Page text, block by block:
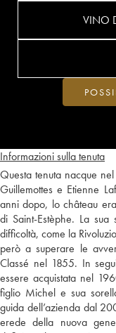
Informazioni sulla tenuta
Questa tenuta nacque
Guillemottes e Etienne
anni dopo, lo château
di Saint-Estèphe. La
difficoltà, come la
però a superare le
Classé nel 1855. In
essere acquistata nel
figlio Michel e sua
guida dell’azienda dal
erede della nuova
VINO